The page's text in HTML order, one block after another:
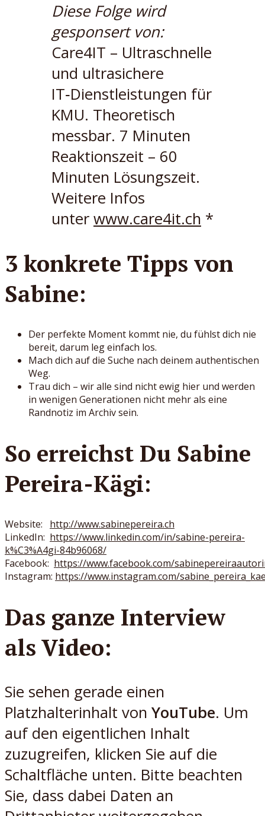
Diese Folge wird
gesponsert von:
Care4IT – Ultraschnelle
und ultrasichere
IT‑Dienstleistungen für
KMU. Theoretisch
messbar. 7 Minuten
Reaktionszeit – 60
Minuten Lösungszeit.
Weitere Infos
unter www.care4it.ch *
3 konkrete Tipps von
Sabine:
Der perfekte Moment kommt nie, du fühlst dich nie
bereit, darum leg einfach los.
Mach dich auf die Suche nach deinem authentischen
Weg.
Trau dich – wir alle sind nicht ewig hier und werden
in wenigen Generationen nicht mehr als eine
Randnotiz im Archiv sein.
So erreichst Du Sabine
Pereira-Kägi:
Website: http://www.sabinepereira.ch
LinkedIn: https://www.linkedin.com/in/sabine-pereira-
k%C3%A4gi-84b96068/
Facebook: https://www.facebook.com/
Instagram: https://www.instagram.com/
Das ganze Interview
als Video:
Sie sehen gerade einen
Platzhalterinhalt von YouTube. Um
auf den eigentlichen Inhalt
zuzugreifen, klicken Sie auf die
Schaltfläche unten. Bitte beachten
Sie, dass dabei Daten an